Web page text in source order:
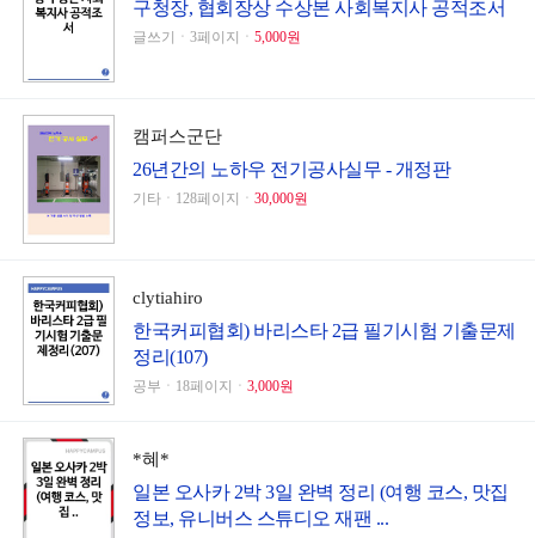
구청장, 협회장상 수상본 사회복지사 공적조서
글쓰기ㆍ3페이지ㆍ 5,000원
캠퍼스군단
26년간의 노하우 전기공사실무 - 개정판
기타ㆍ128페이지ㆍ 30,000원
clytiahiro
한국커피협회) 바리스타 2급 필기시험 기출문제
정리(107)
공부ㆍ18페이지ㆍ 3,000원
*혜*
일본 오사카 2박 3일 완벽 정리 (여행 코스, 맛집
정보, 유니버스 스튜디오 재팬 ...